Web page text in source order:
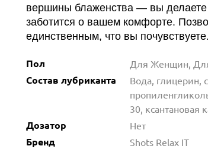
вершины блаженства — вы делаете
заботится о вашем комфорте.
единственным, что вы почувствуете.
Пол Для Женщин,
Состав лубриканта
Вода, глицерин,
30, ксантановая
Дозатор Нет
Бренд Shots Relax IT